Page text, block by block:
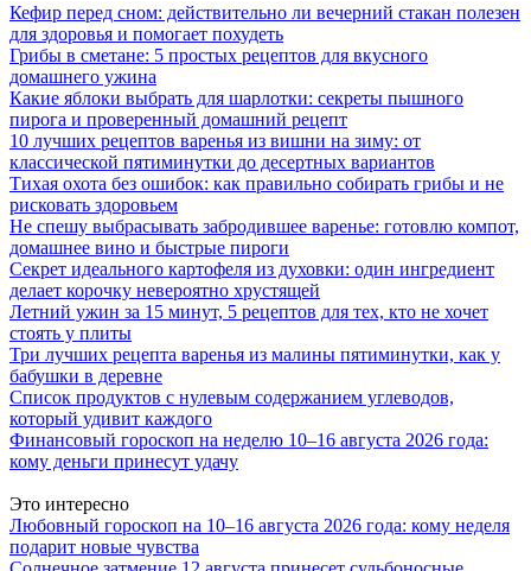
Кефир перед сном: действительно ли вечерний стакан полезен
для здоровья и помогает похудеть
Грибы в сметане: 5 простых рецептов для вкусного
домашнего ужина
Какие яблоки выбрать для шарлотки: секреты пышного
пирога и проверенный домашний рецепт
10 лучших рецептов варенья из вишни на зиму: от
классической пятиминутки до десертных вариантов
Тихая охота без ошибок: как правильно собирать грибы и не
рисковать здоровьем
Не спешу выбрасывать забродившее варенье: готовлю компот,
домашнее вино и быстрые пироги
Секрет идеального картофеля из духовки: один ингредиент
делает корочку невероятно хрустящей
Летний ужин за 15 минут, 5 рецептов для тех, кто не хочет
стоять у плиты
Три лучших рецепта варенья из малины пятиминутки, как у
бабушки в деревне
Список продуктов с нулевым содержанием углеводов,
который удивит каждого
Финансовый гороскоп на неделю 10–16 августа 2026 года:
кому деньги принесут удачу
Это интересно
Любовный гороскоп на 10–16 августа 2026 года: кому неделя
подарит новые чувства